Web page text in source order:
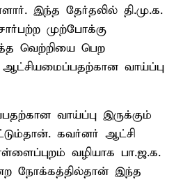
இந்த தேர்தலில் தி.மு.க.
முற்போக்கு
வெற்றியை பெற
வாய்ப்பு
வாய்ப்பு இருக்கும்
கவர்னர் ஆட்சி
வழியாக பா.ஜ.க.
நோக்கத்தில்தான் இந்த